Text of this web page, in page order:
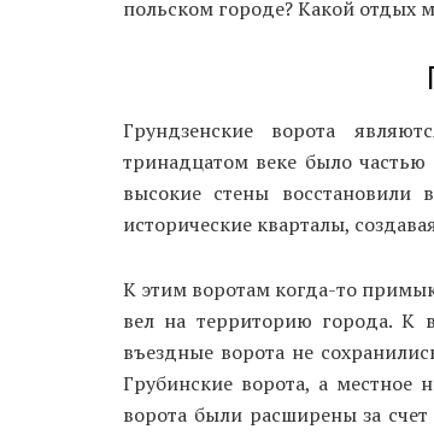
польском городе? Какой отдых
Грундзенские ворота
тринадцатом веке было
высокие стены
исторические кварталы,
К этим воротам когда-то
вел на территорию города. К
въездные ворота не
Грубинские ворота, а местное
ворота были расширены за